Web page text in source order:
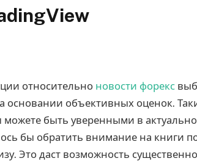
относительно новости форекс
основании объективных оценок.
можете быть уверенными в
бы обратить внимание на книги
Это даст возможность